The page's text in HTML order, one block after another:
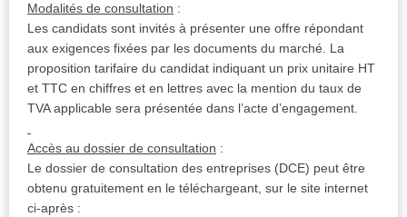
Modalités de consultation :
Les candidats sont invités à présenter une offre répondant
aux exigences fixées par les documents du marché. La
proposition tarifaire du candidat indiquant un prix unitaire HT
et TTC en chiffres et en lettres avec la mention du taux de
TVA applicable sera présentée dans l’acte d’engagement.
Accès au dossier de consultation :
Le dossier de consultation des entreprises (DCE) peut être
obtenu gratuitement en le téléchargeant, sur le site internet
ci-après :